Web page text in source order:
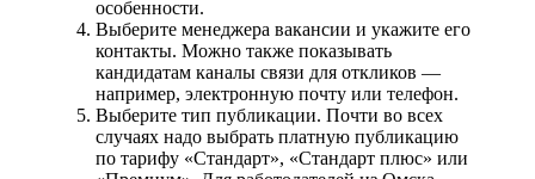
особенности.
Выберите менеджера вакансии и укажите его
контакты. Можно также показывать
кандидатам каналы связи для откликов —
например, электронную почту или телефон.
Выберите тип публикации. Почти во всех
случаях надо выбрать платную публикацию
по тарифу «Стандарт», «Стандарт плюс» или